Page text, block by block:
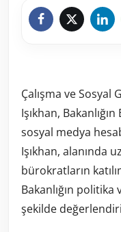
Çalışma ve Sosyal
Işıkhan,
sosyal medya
Işıkhan, alanında
bürokratların
Bakanlığın politika
şekilde